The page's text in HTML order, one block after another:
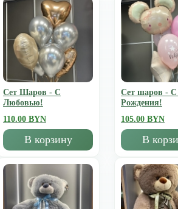
Сет Шаров - С
Любовью!
110.00 BYN
В корзину
Сет шаров -
Рождения!
105.00 BYN
В